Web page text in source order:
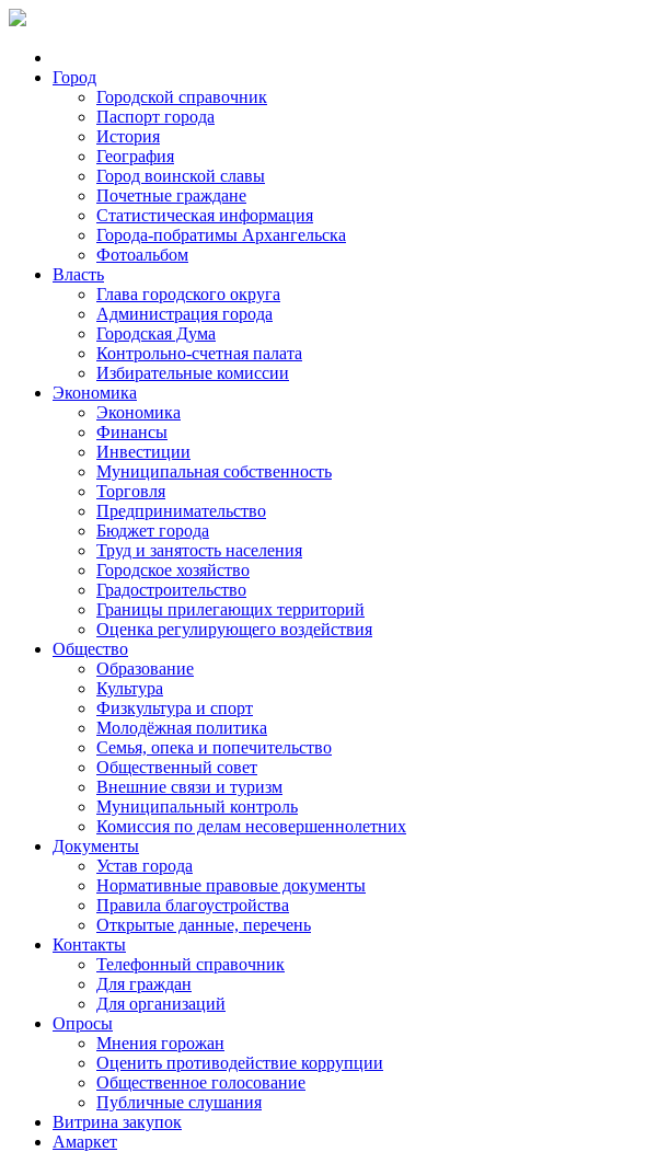
Город
Городской справочник
Паспорт города
История
География
Город воинской славы
Почетные граждане
Статистическая информация
Города-побратимы Архангельска
Фотоальбом
Власть
Глава городского округа
Администрация города
Городская Дума
Контрольно-счетная палата
Избирательные комиссии
Экономика
Экономика
Финансы
Инвестиции
Муниципальная собственность
Торговля
Предпринимательство
Бюджет города
Труд и занятость населения
Городское хозяйство
Градостроительство
Границы прилегающих территорий
Оценка регулирующего воздействия
Общество
Образование
Культура
Физкультура и спорт
Молодёжная политика
Семья, опека и попечительство
Общественный совет
Внешние связи и туризм
Муниципальный контроль
Комиссия по делам несовершеннолетних
Документы
Устав города
Нормативные правовые документы
Правила благоустройства
Открытые данные, перечень
Контакты
Телефонный справочник
Для граждан
Для организаций
Опросы
Мнения горожан
Оценить противодействие коррупции
Общественное голосование
Публичные слушания
Витрина закупок
Амаркет